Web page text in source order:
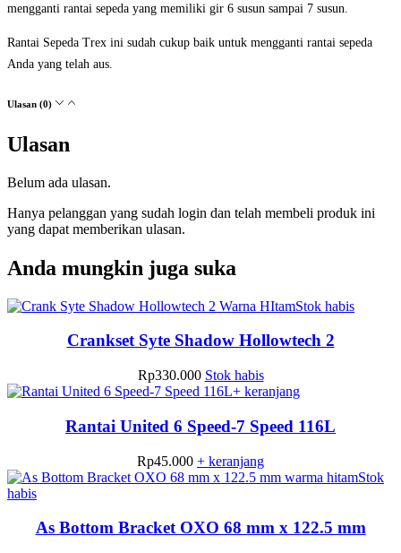
mengganti rantai sepeda yang memiliki gir 6 susun sampai 7 susun.
Rantai Sepeda Trex ini sudah cukup baik untuk mengganti rantai sepeda
Anda yang telah aus.
Ulasan (0)
Ulasan
Belum ada ulasan.
Hanya pelanggan yang sudah login dan telah membeli produk ini
yang dapat memberikan ulasan.
Anda mungkin juga suka
Stok habis
Crankset Syte Shadow Hollowtech 2
Rp330.000 Stok habis
+ keranjang
Rantai United 6 Speed-7 Speed 116L
Rp45.000 + keranjang
Stok
habis
As Bottom Bracket OXO 68 mm x 122.5 mm